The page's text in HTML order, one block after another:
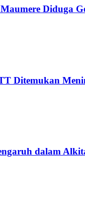
Diduga
Ditemukan
dalam